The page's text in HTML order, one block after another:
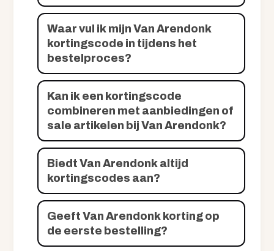
Waar vul ik mijn Van Arendonk
kortingscode in tijdens het
bestelproces?
Kan ik een kortingscode
combineren met aanbiedingen of
sale artikelen bij Van Arendonk?
Biedt Van Arendonk altijd
kortingscodes aan?
Geeft Van Arendonk korting op
de eerste bestelling?